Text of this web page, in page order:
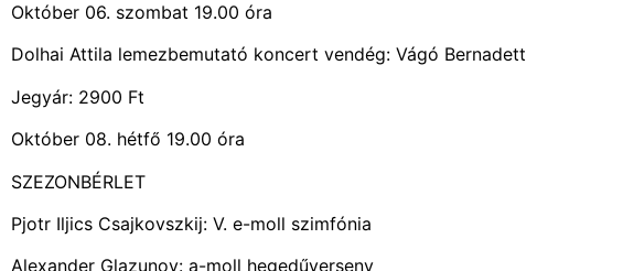
Október 06. szombat 19.00 óra
Dolhai Attila lemezbemutató koncert vendég: Vágó Bernadett
Jegyár: 2900 Ft
Október 08. hétfő 19.00 óra
SZEZONBÉRLET
Pjotr Iljics Csajkovszkij: V. e-moll szimfónia
Alexander Glazunov: a-moll hegedűverseny